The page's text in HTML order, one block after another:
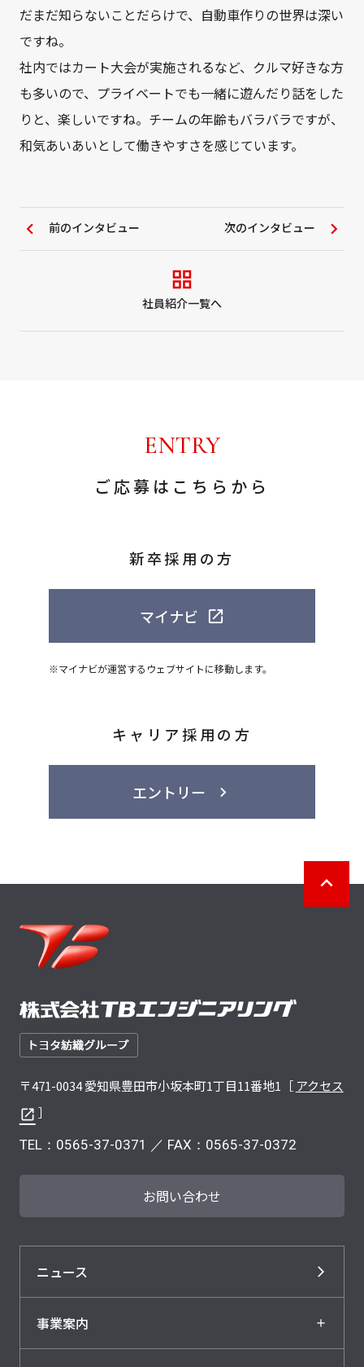
だまだ知らないことだらけで、自動車作りの世界は深い
ですね。
社内ではカート大会が実施されるなど、クルマ好きな方
も多いので、プライベートでも一緒に遊んだり話をした
りと、楽しいですね。チームの年齢もバラバラですが、
和気あいあいとして働きやすさを感じています。
前のインタビュー
社員紹介一覧へ
次のインタビュー
ENTRY
ご応募はこちらから
新卒採用の方
マイナビ
※マイナビが運営するウェブサイトに移動します。
キャリア採用の方
エントリー
〒471-0034 愛知県豊田市小坂本町1丁目11番地1［ アクセス
］
TEL： 0565-37-0371 ／ FAX：0565-37-0372
お問い合わせ
ニュース
事業案内